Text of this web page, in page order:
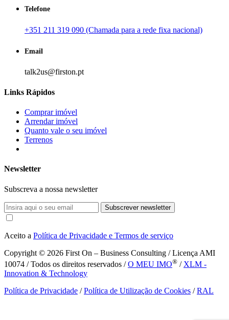
Telefone
+351 211 319 090 (Chamada para a rede fixa nacional)
Email
talk2us@firston.pt
Links Rápidos
Comprar imóvel
Arrendar imóvel
Quanto vale o seu imóvel
Terrenos
Newsletter
Subscreva a nossa newsletter
Subscrever newsletter
Aceito a Política de Privacidade e Termos de serviço
Copyright © 2026 First On – Business Consulting / Licença AMI
10074 / Todos os direitos reservados /O MEU IMO® / XLM -
Innovation & Technology
Política de Privacidade /Política de Utilização de Cookies /RAL